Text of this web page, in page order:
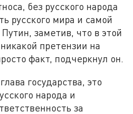
без русского народа
русского мира и самой
заметив, что в этой
претензии на
факт, подчеркнул он.
государства, это
народа и
за